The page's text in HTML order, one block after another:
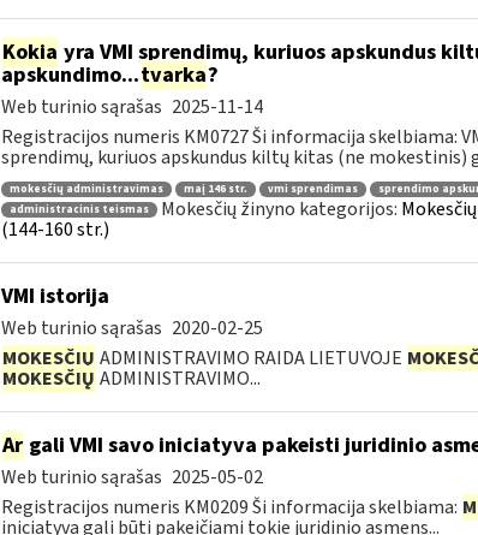
Kokia yra VMI sprendimų, kuriuos apskundus
apskundimo...tvarka?
Web turinio sąrašas 2025-11-14
Registracijos numeris KM0727 Ši informacija skelbiama:
sprendimų, kuriuos apskundus kiltų kitas (ne mokestinis)
mokesčių administravimas maį 146 str. vmi sprendimas sprendimo
administracinis teismas
Mokesčių žinyno kategorijos:
(144-160 str.)
VMI istorija
Web turinio sąrašas 2020-02-25
MOKESČIŲ ADMINISTRAVIMO RAIDA LIETUVOJE
MOKESČIŲ ADMINISTRAVIMO...
Argali VMI savo iniciatyva pakeisti juridinio
Web turinio sąrašas 2025-05-02
Registracijos numeris KM0209 Ši informacija skelbiama:
iniciatyva gali būti pakeičiami tokie juridinio asmens...